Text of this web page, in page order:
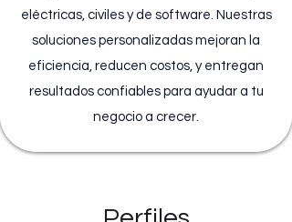
eléctricas, civiles y de software. Nuestras
soluciones personalizadas mejoran la
eficiencia, reducen costos, y entregan
resultados confiables para ayudar a tu
negocio a crecer.